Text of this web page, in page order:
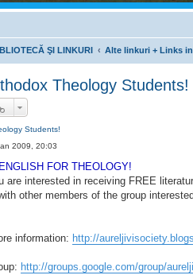
ŞI LINKURI Alte linkuri + Links
Theology Students!
Students!
2009, 20:03
FOR THEOLOGY!
are interested in receiving FREE
other members of the group
information: http://
http://groups.google.com/group/